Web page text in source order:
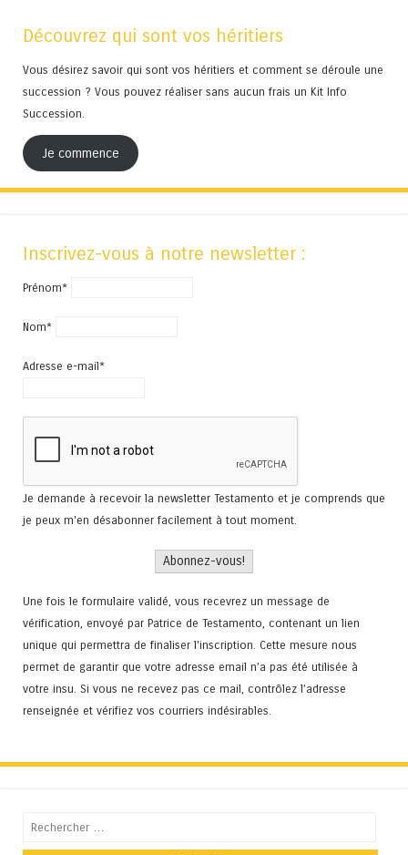
Découvrez qui sont vos héritiers
Vous désirez savoir qui sont vos héritiers et comment se déroule une
succession ? Vous pouvez réaliser sans aucun frais un Kit Info
Succession.
Je commence
Inscrivez-vous à notre newsletter :
Prénom*
Nom*
Adresse e-mail*
Je demande à recevoir la newsletter Testamento et je comprends que
je peux m'en désabonner facilement à tout moment.
Une fois le formulaire validé, vous recevrez un message de
vérification, envoyé par Patrice de Testamento, contenant un lien
unique qui permettra de finaliser l'inscription. Cette mesure nous
permet de garantir que votre adresse email n’a pas été utilisée à
votre insu. Si vous ne recevez pas ce mail, contrôlez l’adresse
renseignée et vérifiez vos courriers indésirables.
Recherche